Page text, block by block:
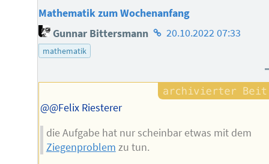
Mathematik zum Wochenanfang
Gunnar Bittersmann Homepage
20.10.2022 07:33
mathematik
@@Felix Riesterer
die Aufgabe hat nur scheinbar etwas mit dem
Ziegenproblem zu tun.